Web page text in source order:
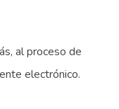
al proceso de
electrónico.